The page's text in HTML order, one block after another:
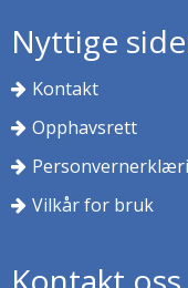
Nyttige
Kontakt
Opphavsrett
Vilkår for bruk